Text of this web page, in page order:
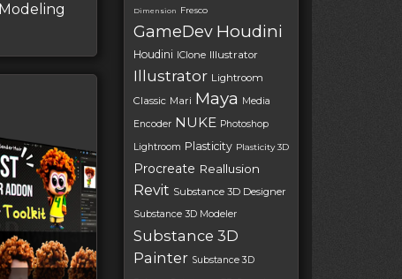
Modeling
Dimension Fresco
GameDev Houdini
Houdini IClone Illustrator
Illustrator Lightroom
Classic Mari Maya
Media
Encoder NUKE Photoshop
Lightroom Plasticity Plasticity 3D
Procreate Reallusion
Revit Substance 3D Designer
Substance 3D Modeler
Substance 3D
Painter Substance 3D